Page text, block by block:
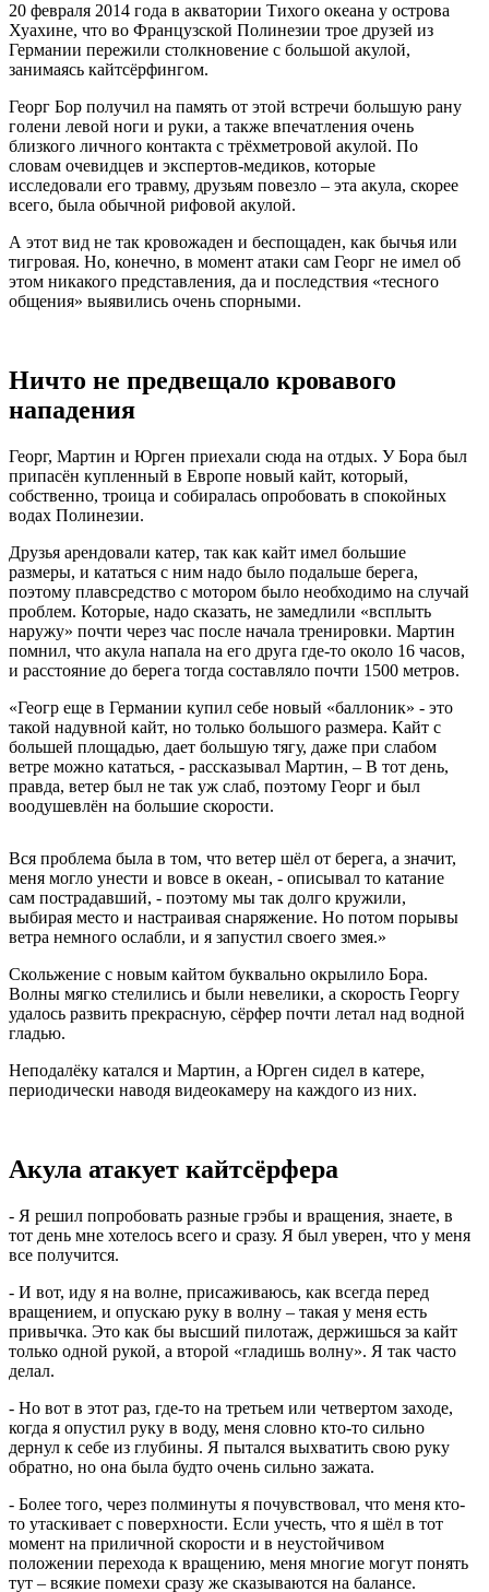
20 февраля 2014 года в акватории Тихого океана у острова
Хуахине, что во Французской Полинезии трое друзей из
Германии пережили столкновение с большой акулой,
занимаясь кайтсёрфингом.
Георг Бор получил на память от этой встречи большую рану
голени левой ноги и руки, а также впечатления очень
близкого личного контакта с трёхметровой акулой. По
словам очевидцев и экспертов-медиков, которые
исследовали его травму, друзьям повезло – эта акула, скорее
всего, была обычной рифовой акулой.
А этот вид не так кровожаден и беспощаден, как бычья или
тигровая. Но, конечно, в момент атаки сам Георг не имел об
этом никакого представления, да и последствия «тесного
общения» выявились очень спорными.
Ничто не предвещало кровавого
нападения
Георг, Мартин и Юрген приехали сюда на отдых. У Бора был
припасён купленный в Европе новый кайт, который,
собственно, троица и собиралась опробовать в спокойных
водах Полинезии.
Друзья арендовали катер, так как кайт имел большие
размеры, и кататься с ним надо было подальше берега,
поэтому плавсредство с мотором было необходимо на случай
проблем. Которые, надо сказать, не замедлили «всплыть
наружу» почти через час после начала тренировки. Мартин
помнил, что акула напала на его друга где-то около 16 часов,
и расстояние до берега тогда составляло почти 1500 метров.
«Геогр еще в Германии купил себе новый «баллоник» - это
такой надувной кайт, но только большого размера. Кайт с
большей площадью, дает большую тягу, даже при слабом
ветре можно кататься, - рассказывал Мартин, – В тот день,
правда, ветер был не так уж слаб, поэтому Георг и был
воодушевлён на большие скорости.
Вся проблема была в том, что ветер шёл от берега, а значит,
меня могло унести и вовсе в океан, - описывал то катание
сам пострадавший, - поэтому мы так долго кружили,
выбирая место и настраивая снаряжение. Но потом порывы
ветра немного ослабли, и я запустил своего змея.»
Скольжение с новым кайтом буквально окрылило Бора.
Волны мягко стелились и были невелики, а скорость Георгу
удалось развить прекрасную, сёрфер почти летал над водной
гладью.
Неподалёку катался и Мартин, а Юрген сидел в катере,
периодически наводя видеокамеру на каждого из них.
Акула атакует кайтсёрфера
- Я решил попробовать разные грэбы и вращения, знаете, в
тот день мне хотелось всего и сразу. Я был уверен, что у меня
все получится.
- И вот, иду я на волне, присаживаюсь, как всегда перед
вращением, и опускаю руку в волну – такая у меня есть
привычка. Это как бы высший пилотаж, держишься за кайт
только одной рукой, а второй «гладишь волну». Я так часто
делал.
- Но вот в этот раз, где-то на третьем или четвертом заходе,
когда я опустил руку в воду, меня словно кто-то сильно
дернул к себе из глубины. Я пытался выхватить свою руку
обратно, но она была будто очень сильно зажата.
- Более того, через полминуты я почувствовал, что меня кто-
то утаскивает с поверхности. Если учесть, что я шёл в тот
момент на приличной скорости и в неустойчивом
положении перехода к вращению, меня многие могут понять
тут – всякие помехи сразу же сказываются на балансе.